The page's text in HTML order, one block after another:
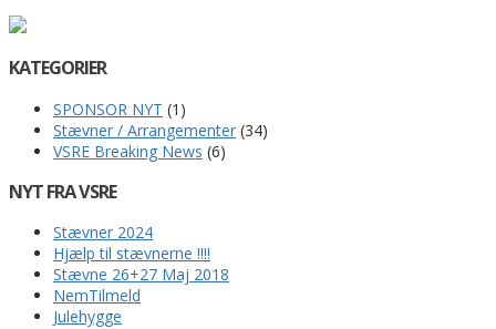
KATEGORIER
SPONSOR NYT (1)
Stævner / Arrangementer (34)
VSRE Breaking News (6)
NYT FRA VSRE
Stævner 2024
Hjælp til stævnerne !!!!
Stævne 26+27 Maj 2018
NemTilmeld
Julehygge